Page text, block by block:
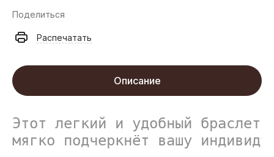
Поделиться
Распечатать
Описание
Этот легкий и удобный браслет
мягко подчеркнёт вашу